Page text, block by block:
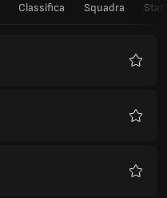
Classifica Squadra